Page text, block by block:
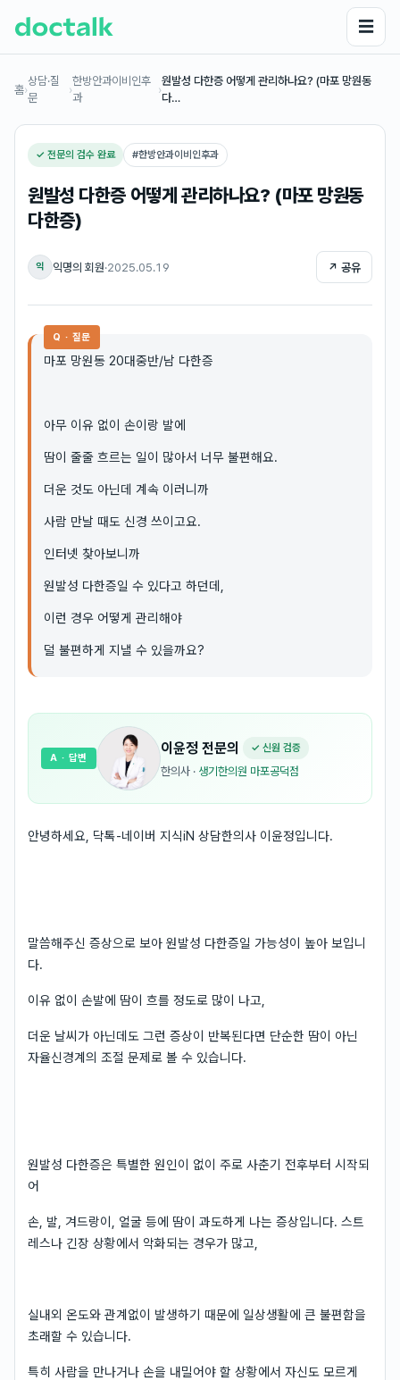
☰
홈›
상담·질
문
›
한방안과이비인후
과
›
원발성 다한증 어떻게 관리하나요? (마포 망원동
다…
✓ 전문의 검수 완료 #한방안과이비인후과
원발성 다한증 어떻게 관리하나요? (마포 망원동
다한증)
익 익명의 회원·2025.05.19 ↗ 공유
Q · 질문
마포 망원동 20대중반/남 다한증
아무 이유 없이 손이랑 발에
땀이 줄줄 흐르는 일이 많아서 너무 불편해요.
더운 것도 아닌데 계속 이러니까
사람 만날 때도 신경 쓰이고요.
인터넷 찾아보니까
원발성 다한증일 수 있다고 하던데,
이런 경우 어떻게 관리해야
덜 불편하게 지낼 수 있을까요?
이윤정 전문의 ✓ 신원 검증
한의사 · 생기한의원 마포공덕점
A · 답변
안녕하세요, 닥톡-네이버 지식iN 상담한의사 이윤정입니다.
말씀해주신 증상으로 보아 원발성 다한증일 가능성이 높아 보입니
다.
이유 없이 손발에 땀이 흐를 정도로 많이 나고,
더운 날씨가 아닌데도 그런 증상이 반복된다면 단순한 땀이 아닌
자율신경계의 조절 문제로 볼 수 있습니다.
원발성 다한증은 특별한 원인이 없이 주로 사춘기 전후부터 시작되
어
손, 발, 겨드랑이, 얼굴 등에 땀이 과도하게 나는 증상입니다. 스트
레스나 긴장 상황에서 악화되는 경우가 많고,
실내외 온도와 관계없이 발생하기 때문에 일상생활에 큰 불편함을
초래할 수 있습니다.
특히 사람을 만나거나 손을 내밀어야 할 상황에서 자신도 모르게